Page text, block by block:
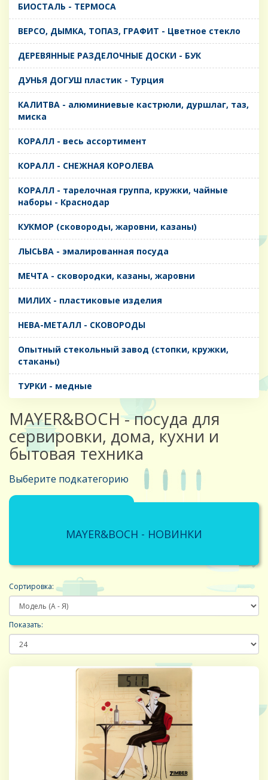
БИОСТАЛЬ - ТЕРМОСА
ВЕРСО, ДЫМКА, ТОПАЗ, ГРАФИТ - Цветное стекло
ДЕРЕВЯННЫЕ РАЗДЕЛОЧНЫЕ ДОСКИ - БУК
ДУНЬЯ ДОГУШ пластик - Турция
КАЛИТВА - алюминиевые кастрюли, дуршлаг, таз,
миска
КОРАЛЛ - весь ассортимент
КОРАЛЛ - СНЕЖНАЯ КОРОЛЕВА
КОРАЛЛ - тарелочная группа, кружки, чайные
наборы - Краснодар
КУКМОР (сковороды, жаровни, казаны)
ЛЫСЬВА - эмалированная посуда
МЕЧТА - сковородки, казаны, жаровни
МИЛИХ - пластиковые изделия
НЕВА-МЕТАЛЛ - СКОВОРОДЫ
Опытный стекольный завод (стопки, кружки,
стаканы)
ТУРКИ - медные
MAYER&BOCH - посуда для
сервировки, дома, кухни и
бытовая техника
Выберите подкатегорию
MAYER&BOCH - НОВИНКИ
Сортировка:
Показать: